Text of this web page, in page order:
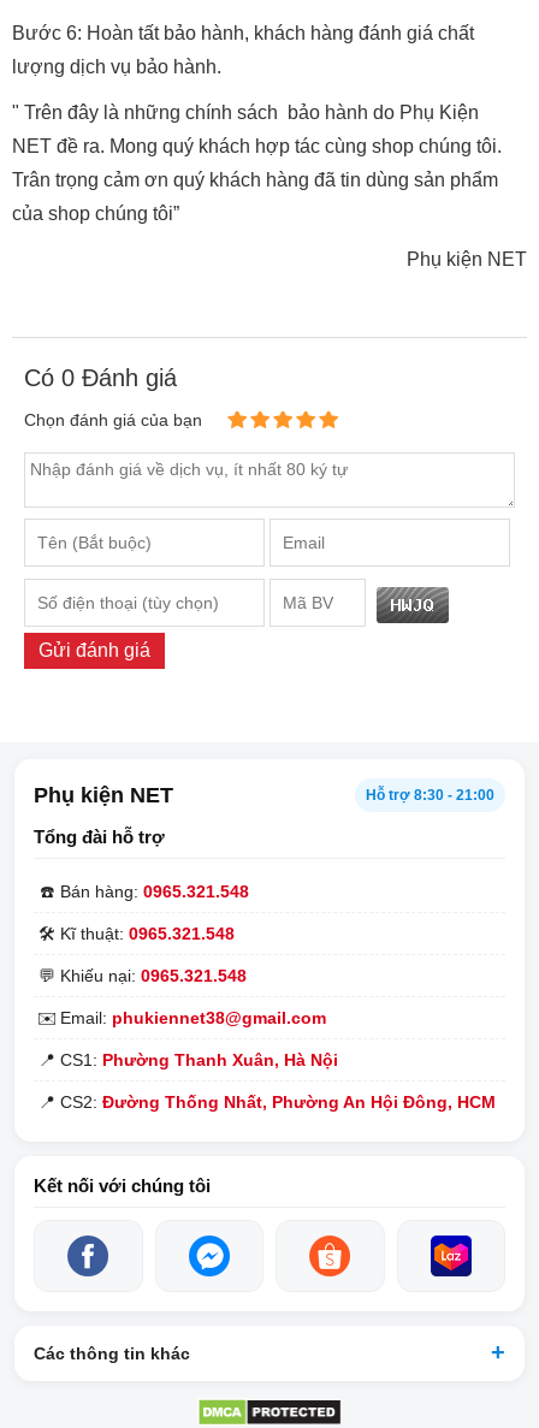
Bước 6: Hoàn tất bảo hành, khách hàng đánh giá chất
lượng dịch vụ bảo hành.
" Trên đây là những chính sách bảo hành do Phụ Kiện
NET đề ra. Mong quý khách hợp tác cùng shop chúng tôi.
Trân trọng cảm ơn quý khách hàng đã tin dùng sản phẩm
của shop chúng tôi”
Phụ kiện NET
Có 0 Đánh giá
Chọn đánh giá của bạn
Gửi đánh giá
Phụ kiện NET Hỗ trợ 8:30 - 21:00
Tổng đài hỗ trợ
☎️ Bán hàng: 0965.321.548
🛠️ Kĩ thuật: 0965.321.548
💬 Khiếu nại: 0965.321.548
✉️ Email: phukiennet38@gmail.com
📍 CS1: Phường Thanh Xuân, Hà Nội
📍 CS2: Đường Thống Nhất, Phường An Hội Đông, HCM
Kết nối với chúng tôi
Các thông tin khác